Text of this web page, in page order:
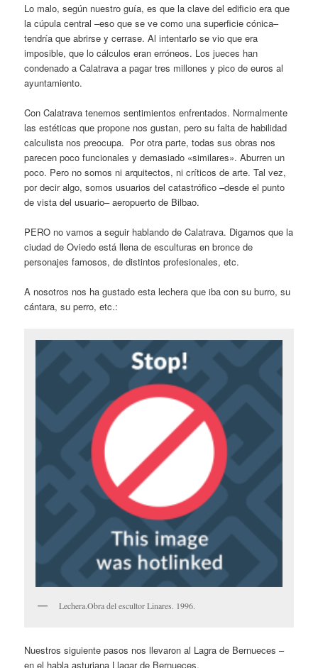
Lo malo, según nuestro guía, es que la clave del edificio era que
la cúpula central –eso que se ve como una superficie cónica–
tendría que abrirse y cerrase. Al intentarlo se vio que era
imposible, que lo cálculos eran erróneos. Los jueces han
condenado a Calatrava a pagar tres millones y pico de euros al
ayuntamiento.
Con Calatrava tenemos sentimientos enfrentados. Normalmente
las estéticas que propone nos gustan, pero su falta de habilidad
calculista nos preocupa. Por otra parte, todas sus obras nos
parecen poco funcionales y demasiado «similares». Aburren un
poco. Pero no somos ni arquitectos, ni críticos de arte. Tal vez,
por decir algo, somos usuarios del catastrófico –desde el punto
de vista del usuario– aeropuerto de Bilbao.
PERO no vamos a seguir hablando de Calatrava. Digamos que la
ciudad de Oviedo está llena de esculturas en bronce de
personajes famosos, de distintos profesionales, etc.
A nosotros nos ha gustado esta lechera que iba con su burro, su
cántara, su perro, etc.:
Lechera.Obra del escultor Linares. 1996.
Nuestros siguiente pasos nos llevaron al Lagra de Bernueces –
en el habla asturiana Llagar de Bernueces.